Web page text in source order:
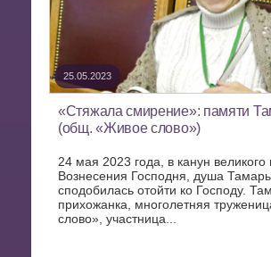
25.05.2023
«Стяжала смирение»: памяти
(общ. «Живое слово»)
24 мая 2023 года, в канун великого
Вознесения Господня, душа
сподобилась отойти ко Господу.
прихожанка, многолетняя
слово», участница...